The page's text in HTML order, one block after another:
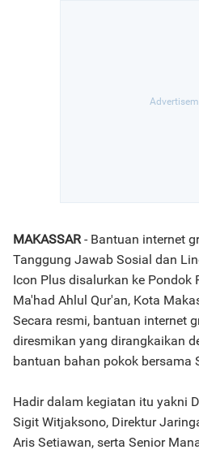
MAKASSAR- Bantuan internet
Tanggung Jawab Sosial dan
Icon Plus disalurkan ke Pondok
Ma'had Ahlul Qur'an, Kota
Secara resmi, bantuan internet
diresmikan yang dirangkaikan
bantuan bahan pokok bersama
Hadir dalam kegiatan itu yakni
Sigit Witjaksono, Direktur
Aris Setiawan, serta Senior